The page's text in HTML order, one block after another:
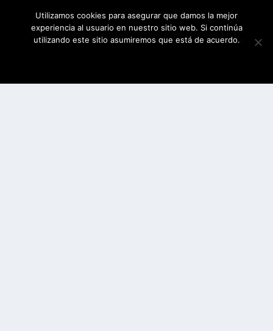
Utilizamos cookies para asegurar que damos la mejor
experiencia al usuario en nuestro sitio web. Si continúa
utilizando este sitio asumiremos que está de acuerdo.